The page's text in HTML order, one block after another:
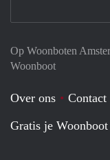
Op Woonboten
Woonboot
Over ons Contact
Gratis je